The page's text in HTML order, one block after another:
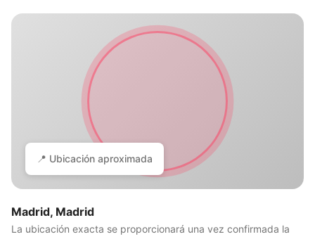
📍 Ubicación aproximada
Madrid, Madrid
La ubicación exacta se proporcionará una vez confirmada la